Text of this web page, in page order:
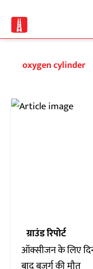
oxygen cylinder
ग्राउंड रिपोर्ट
ऑक्सीजन के लिए